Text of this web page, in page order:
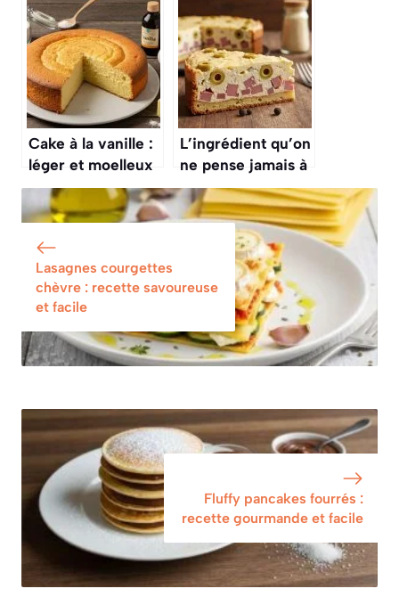
gourmande
Cake à la vanille :
léger et moelleux
L’ingrédient qu’on
ne pense jamais à
mettre dans un
cake salé et qui le
rend pourtant
ultra-moelleux
Lasagnes courgettes
chèvre : recette savoureuse
et facile
Fluffy pancakes fourrés :
recette gourmande et facile